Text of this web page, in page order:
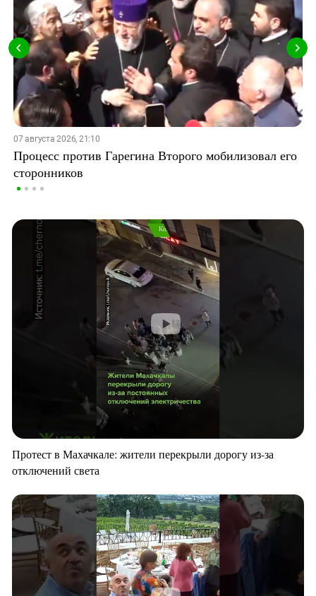
07 августа 2026, 21:10
Процесс против Гарегина Второго мобилизовал его
сторонников
Протест в Махачкале: жители перекрыли дорогу из-за
отключений света